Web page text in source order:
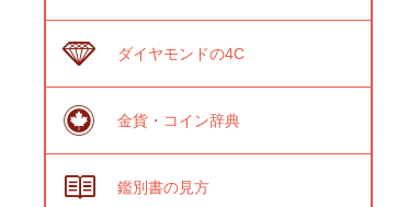
ダイヤモンドの4C
金貨・コイン辞典
鑑別書の見方